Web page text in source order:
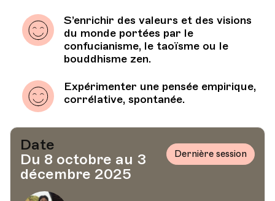
S’enrichir des valeurs et des visions
du monde portées par le
confucianisme, le taoïsme ou le
bouddhisme zen.
Expérimenter une pensée empirique,
corrélative, spontanée.
Date
Du 8 octobre au 3
décembre 2025
Dernière session